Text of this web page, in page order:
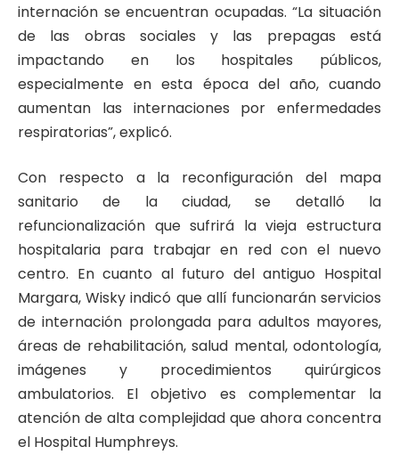
internación se encuentran ocupadas. “La situación
de las obras sociales y las prepagas está
impactando en los hospitales públicos,
especialmente en esta época del año, cuando
aumentan las internaciones por enfermedades
respiratorias”, explicó.
Con respecto a la reconfiguración del mapa
sanitario de la ciudad, se detalló la
refuncionalización que sufrirá la vieja estructura
hospitalaria para trabajar en red con el nuevo
centro. En cuanto al futuro del antiguo Hospital
Margara, Wisky indicó que allí funcionarán servicios
de internación prolongada para adultos mayores,
áreas de rehabilitación, salud mental, odontología,
imágenes y procedimientos quirúrgicos
ambulatorios. El objetivo es complementar la
atención de alta complejidad que ahora concentra
el Hospital Humphreys.